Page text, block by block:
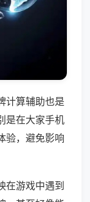
计算辅助也是
是在大家手机
验，避免影响
在游戏中遇到